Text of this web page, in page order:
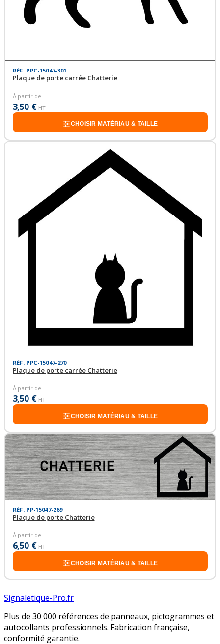
RÉF. PPC-15047-301
Plaque de porte carrée Chatterie
À partir de
3,50 € HT
CHOISIR MATÉRIAU & TAILLE
RÉF. PPC-15047-270
Plaque de porte carrée Chatterie
À partir de
3,50 € HT
CHOISIR MATÉRIAU & TAILLE
RÉF. PP-15047-269
Plaque de porte Chatterie
À partir de
6,50 € HT
CHOISIR MATÉRIAU & TAILLE
Signaletique-Pro.fr
Plus de 30 000 références de panneaux, pictogrammes et
autocollants professionnels. Fabrication française,
conformité garantie.